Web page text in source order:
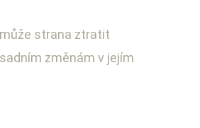
strana ztratit
změnám v jejím